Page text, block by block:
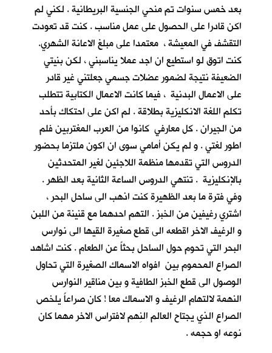
بعد خمس سنوات تم منحي الجنسية البريطانية . لكني لم
اكن قادرا على الحصول على عمل مناسب . كنت قد تعودت
التقشف في المعيشة ، معتمدا على مبلغ الاعانة الشهري.
كنت اتوق لو استطيع ان اجد عملا يناسبني ، لكن بنيتي
الضعيفة نتيجة لضمور عضلات جسمي جعلتني غير قادر
على الاعمال البدنية ، فيما كانت الاعمال الكتابية تتطلب
تكلم اللغة الانكليزية بطلاقة . لم اكن على احتكاك بأحد
من الجيران . كل معارفي كانوا من العرب المغتربين فلم
اطور لغتي . و لم يكن أمامي سوى ان اكون ملتزما بحضور
الدروس التي تقدمها منظمة اللاجئين لغير المتحدثين
بالإنكليزية . تنتهي الدروس الساعة الثانية بعد الظهر .
وفي فترة ما بعد الظهيرة كنت اذهب الى ساحل البحر ،
اشتري رغيفين من الخبز . التهم احدهما مع قنينة من اللبن
و الرغيف الاخر اقطعه الى قطع صغيرة القيها الى نوارس
البحر التي تحوم حول الساحل بحثاً عن الطعام . كنت اشاهد
الصراع المحموم بين افواه الاسماك الصغيرة التي تحاول
الوصول الى قطع الخبز الطافية و بين مناقير النوارس
النهمة لالتهام الرغيف و الاسماك معا ! كان صراعاً يلخص
الصراع الذي يجتاح العالم النِهم لافتراس الاخر مهما كان
نوعه او حجمه .